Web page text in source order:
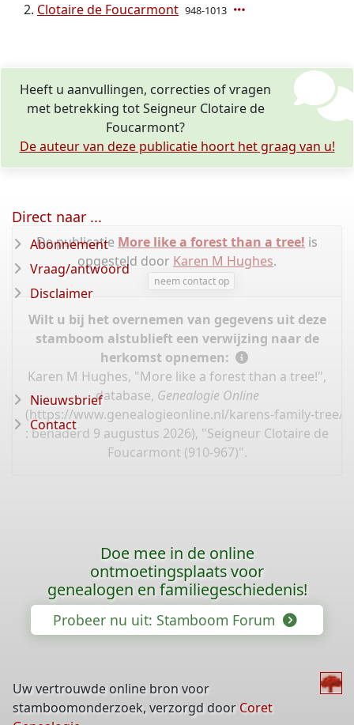
Clotaire de Foucarmont 948-1013
Heeft u aanvullingen, correcties of vragen
met betrekking tot Seigneur Clotaire de
Foucarmont?
De auteur van deze publicatie hoort het graag van u!
De publicatie More like a forest than a tree! is
opgesteld door Karen M Hughes.
neem contact op
Wilt u bij het overnemen van gegevens uit deze
stamboom alstublieft een verwijzing naar de
herkomst opnemen:
Karen M Hughes, "More like a forest than a tree!",
database, Genealogie Online
(https://www.genealogieonline.nl/karens-family-tree/
: benaderd 9 augustus 2026), "Seigneur Clotaire de
Foucarmont (910-967)".
Direct naar ...
Abonnement
Vraag/antwoord
Disclaimer
Nieuwsbrief
Contact
Doe mee in de online
ontmoetingsplaats voor
genealogen en familiegeschiedenis!
Probeer nu uit: Stamboom Forum
Uw vertrouwde online bron voor
stamboomonderzoek, verzorgd door Coret